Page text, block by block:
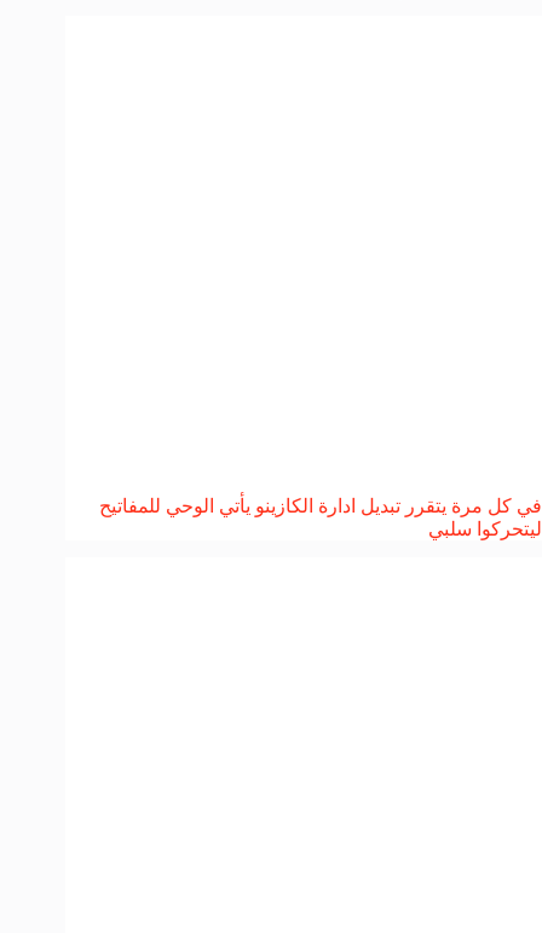
في كل مرة يتقرر تبديل ادارة الكازينو يأتي الوحي للمفاتيح
ليتحركوا سلبي